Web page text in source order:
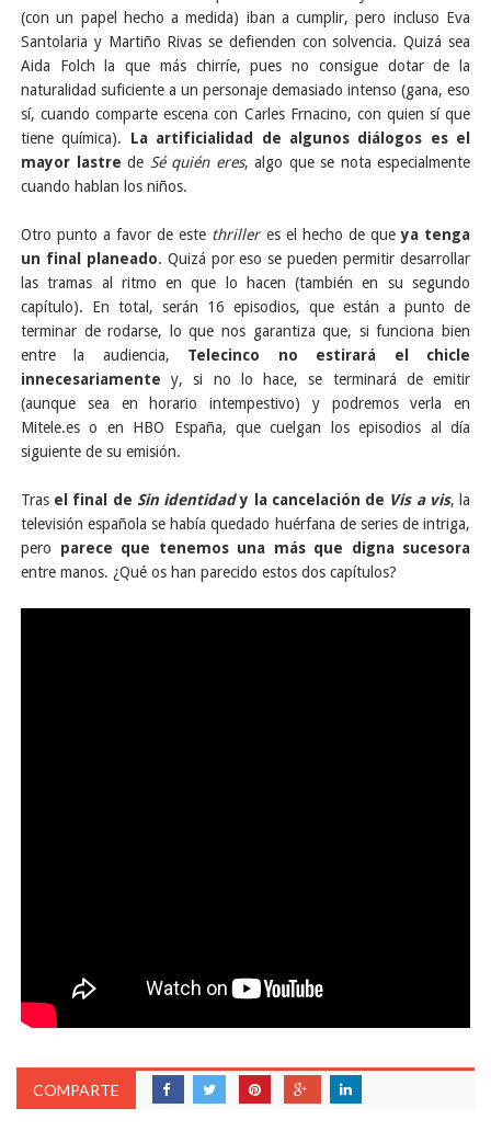
(con un papel hecho a medida) iban a cumplir, pero incluso Eva
Santolaria y Martiño Rivas se defienden con solvencia. Quizá sea
Aida Folch la que más chirríe, pues no consigue dotar de la
naturalidad suficiente a un personaje demasiado intenso (gana, eso
sí, cuando comparte escena con Carles Frnacino, con quien sí que
tiene química). La artificialidad de algunos diálogos es el
mayor lastre de Sé quién eres, algo que se nota especialmente
cuando hablan los niños.
Otro punto a favor de este thriller es el hecho de queya tenga
un final planeado. Quizá por eso se pueden permitir desarrollar
las tramas al ritmo en que lo hacen (también en su segundo
capítulo). En total, serán 16 episodios, que están a punto de
terminar de rodarse, lo que nos garantiza que, si funciona bien
entre la audiencia, Telecinco no estirará el chicle
innecesariamente y, si no lo hace, se terminará de emitir
(aunque sea en horario intempestivo) y podremos verla en
Mitele.es o en HBO España, que cuelgan los episodios al día
siguiente de su emisión.
Tras el final de Sin identidady la cancelación de Vis a vis, la
televisión española se había quedado huérfana de series de intriga,
pero parece que tenemos una más que digna sucesora
entre manos. ¿Qué os han parecido estos dos capítulos?
COMPARTE